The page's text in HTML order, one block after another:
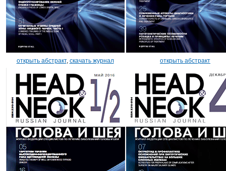
открыть абстракт, скачать журнал открыть абстракт